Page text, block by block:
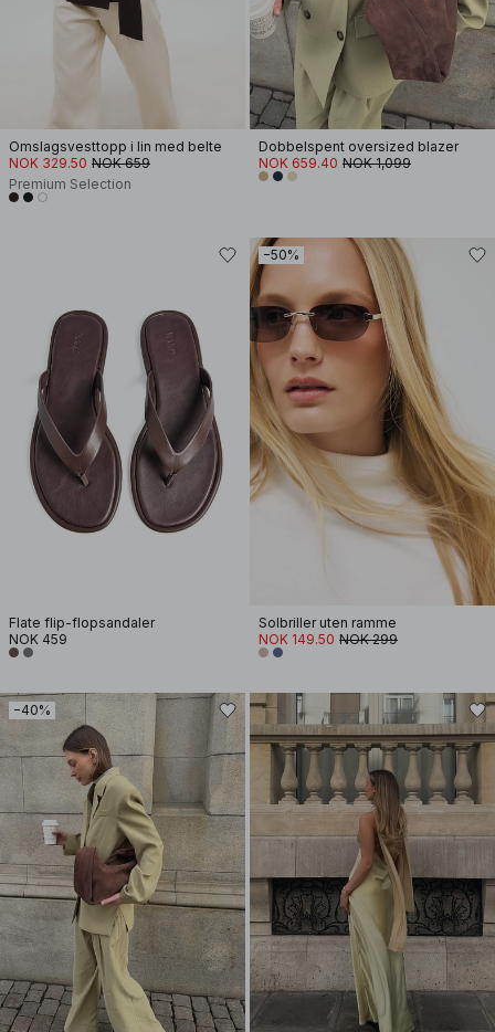
Omslagsvesttopp i lin med belte
NOK 329.50 NOK 659
Premium Selection
Dobbelspent oversized blazer
NOK 659.40 NOK 1,099
Flate flip-flopsandaler
NOK 459
−50%
Solbriller uten ramme
NOK 149.50 NOK 299
−40%